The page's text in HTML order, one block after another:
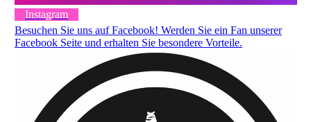
Instagram
Besuchen Sie uns auf Facebook! Werden Sie ein Fan unserer
Facebook Seite und erhalten Sie besondere Vorteile.